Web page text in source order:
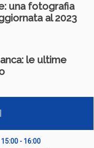
una fotografia
al 2023
le ultime
15:00 - 16:00